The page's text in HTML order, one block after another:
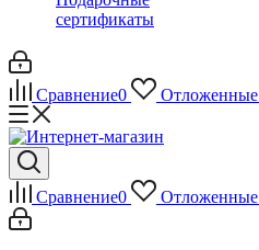
сертификаты
Сравнение0 Отложенные
Сравнение0 Отложенные